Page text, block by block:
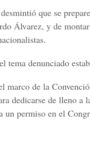
que se
Álvarez, y de
tema denunciado
marco de la
dedicarse de lleno a
un permiso en el